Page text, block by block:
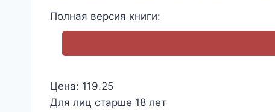
Полная версия книги:
Цена: 119.25
Для лиц старше 18 лет